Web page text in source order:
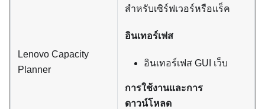
Lenovo Capacity
Planner
สำหรับเซิร์ฟเวอร์หรือแร็ค
อินเทอร์เฟส
อินเทอร์เฟส GUI เว็บ
การใช้งานและการ
ดาวน์โหลด